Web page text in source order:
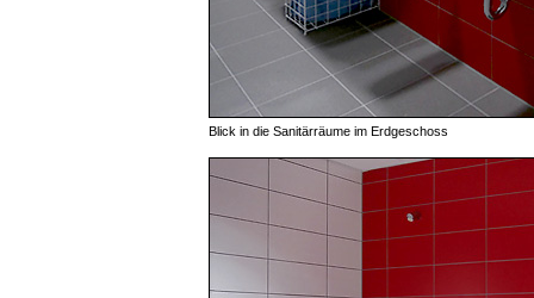
Blick in die Sanitärräume im Erdgeschoss